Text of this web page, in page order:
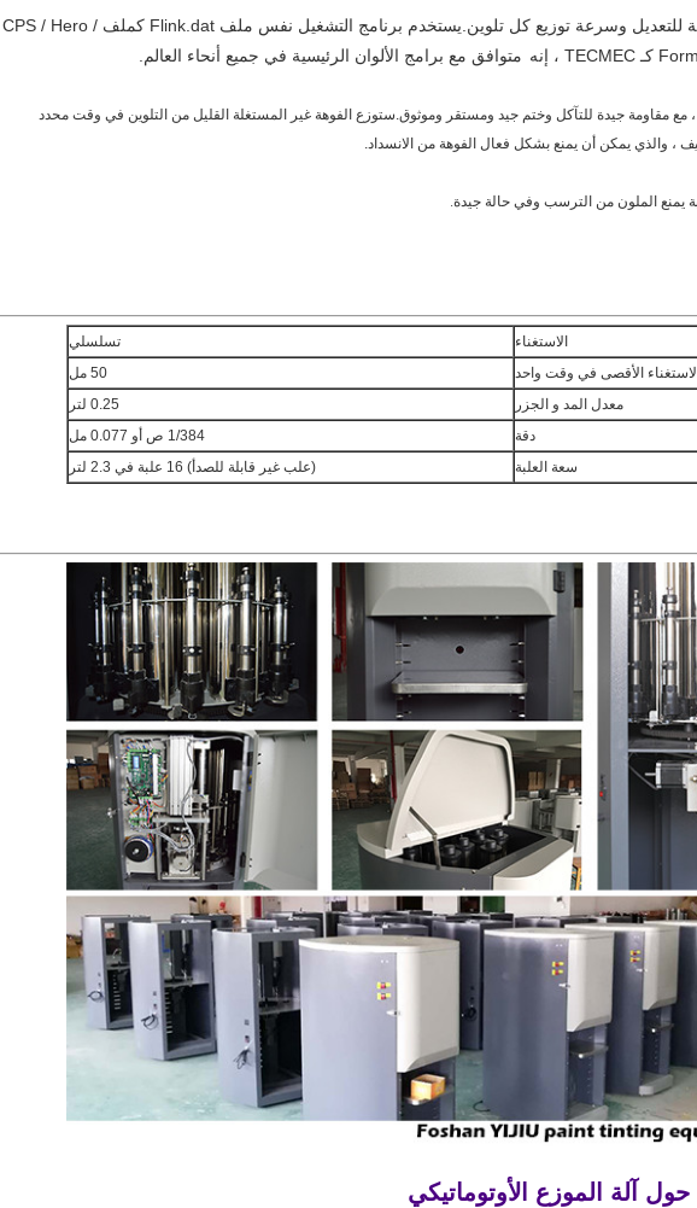
يستخدم برنامج التشغيل نفس ملف Flink.dat كملف CPS / Hero /
متوافق مع برامج الألوان الرئيسية في جميع أنحاء العالم.
ستوزع الفوهة غير المستغلة القليل من التلوين في وقت محدد
، والذي يمكن أن يمنع بشكل فعال الفوهة من الانسداد.
يمنع الملون من الترسب وفي حالة جيدة.
الاستغناء
تسلسلي
الاستغناء الأقصى في وقت واحد
50 مل
معدل المد و الجزر
0.25 لتر
دقة
1/384 ص أو 0.077 مل
سعة العلبة
(علب غير قابلة للصدأ) 16 علبة في 2.3 لتر
حول آلة الموزع الأوتوماتيكي